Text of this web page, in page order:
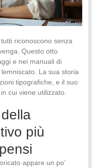
riconoscono senza
Questo otto
e nei manuali di
La sua storia
tipografiche, e il suo
cui viene utilizzato.
più
appare un po’